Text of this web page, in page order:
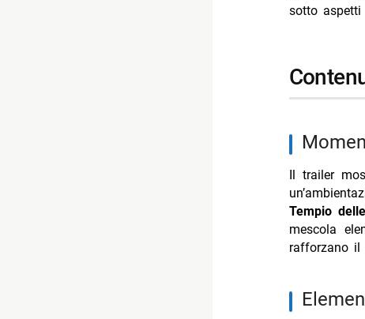
sotto
Il trailer
Tempio
mescola
rafforzano il